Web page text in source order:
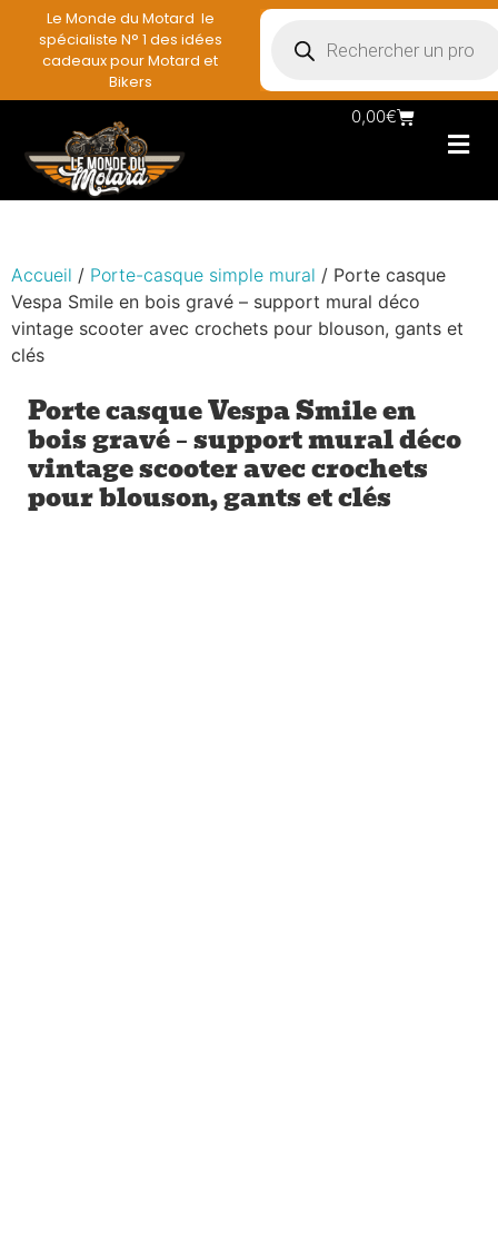
Le Monde du Motard le
spécialiste N° 1 des idées
cadeaux pour Motard et
Bikers
0,00€
Accueil / Porte-casque simple mural / Porte casque
Vespa Smile en bois gravé – support mural déco
vintage scooter avec crochets pour blouson, gants et
clés
Porte casque Vespa Smile en
bois gravé – support mural déco
vintage scooter avec crochets
pour blouson, gants et clés